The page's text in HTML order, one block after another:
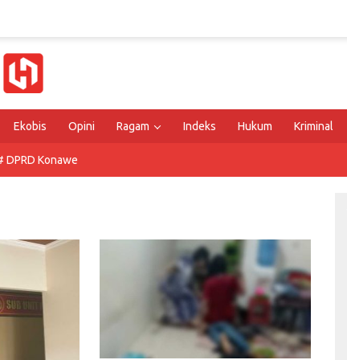
Ekobis Opini Ragam Indeks Hukum Kriminal
DPRD Konawe